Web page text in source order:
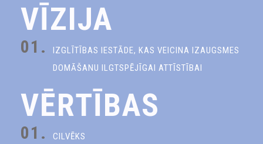
VĪZIJA
01.
IZGLĪTĪBAS IESTĀDE, KAS VEICINA IZAUGSMES
DOMĀŠANU ILGTSPĒJĪGAI ATTĪSTĪBAI
VĒRTĪBAS
01. CILVĒKS